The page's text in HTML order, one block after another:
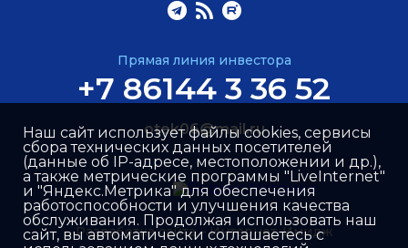
Прямая линия инвестора
+7 86144 3 36 52
otek06@mail.ru
Разработка сайта –Интернет-Имидж
Наш сайт использует файлы cookies, сервисы
сбора технических данных посетителей
(данные об IP-адресе, местоположении и др.),
а также метрические программы "LiveInternet"
и "Яндекс.Метрика" для обеспечения
работоспособности и улучшения качества
обслуживания. Продолжая использовать наш
сайт, вы автоматически соглашаетесь с